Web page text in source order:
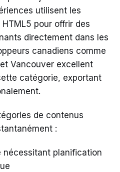
utilisent les
pour offrir des
directement dans les
canadiens comme
Vancouver excellent
catégorie, exportant
de contenus
:
nécessitant planification